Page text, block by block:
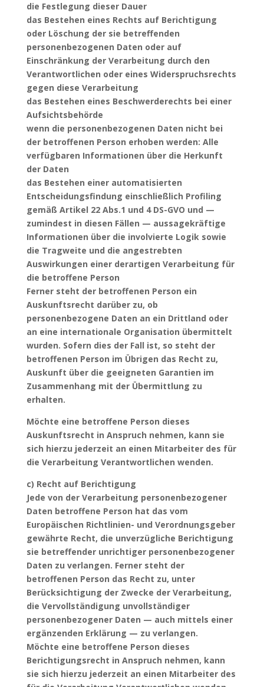
die Festlegung dieser Dauer
das Bestehen eines Rechts auf Berichtigung
oder Löschung der sie betreffenden
personenbezogenen Daten oder auf
Einschränkung der Verarbeitung durch den
Verantwortlichen oder eines Widerspruchsrechts
gegen diese Verarbeitung
das Bestehen eines Beschwerderechts bei einer
Aufsichtsbehörde
wenn die personenbezogenen Daten nicht bei
der betroffenen Person erhoben werden: Alle
verfügbaren Informationen über die Herkunft
der Daten
das Bestehen einer automatisierten
Entscheidungsfindung einschließlich Profiling
gemäß Artikel 22 Abs.1 und 4 DS-GVO und —
zumindest in diesen Fällen — aussagekräftige
Informationen über die involvierte Logik sowie
die Tragweite und die angestrebten
Auswirkungen einer derartigen Verarbeitung für
die betroffene Person
Ferner steht der betroffenen Person ein
Auskunftsrecht darüber zu, ob
personenbezogene Daten an ein Drittland oder
an eine internationale Organisation übermittelt
wurden. Sofern dies der Fall ist, so steht der
betroffenen Person im Übrigen das Recht zu,
Auskunft über die geeigneten Garantien im
Zusammenhang mit der Übermittlung zu
erhalten.
Möchte eine betroffene Person dieses
Auskunftsrecht in Anspruch nehmen, kann sie
sich hierzu jederzeit an einen Mitarbeiter des für
die Verarbeitung Verantwortlichen wenden.
c) Recht auf Berichtigung
Jede von der Verarbeitung personenbezogener
Daten betroffene Person hat das vom
Europäischen Richtlinien- und Verordnungsgeber
gewährte Recht, die unverzügliche Berichtigung
sie betreffender unrichtiger personenbezogener
Daten zu verlangen. Ferner steht der
betroffenen Person das Recht zu, unter
Berücksichtigung der Zwecke der Verarbeitung,
die Vervollständigung unvollständiger
personenbezogener Daten — auch mittels einer
ergänzenden Erklärung — zu verlangen.
Möchte eine betroffene Person dieses
Berichtigungsrecht in Anspruch nehmen, kann
sie sich hierzu jederzeit an einen Mitarbeiter des